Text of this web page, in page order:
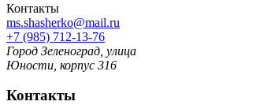
Контакты
ms.shasherko@mail.ru
+7 (985) 712-13-76
Город Зеленоград, улица
Юности, корпус 316
Контакты